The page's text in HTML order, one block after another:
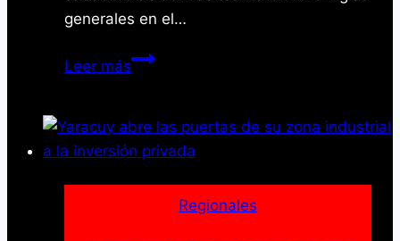
generales en el…
Leer másFundación
Realiza
58
QuirúrgicasRegionales